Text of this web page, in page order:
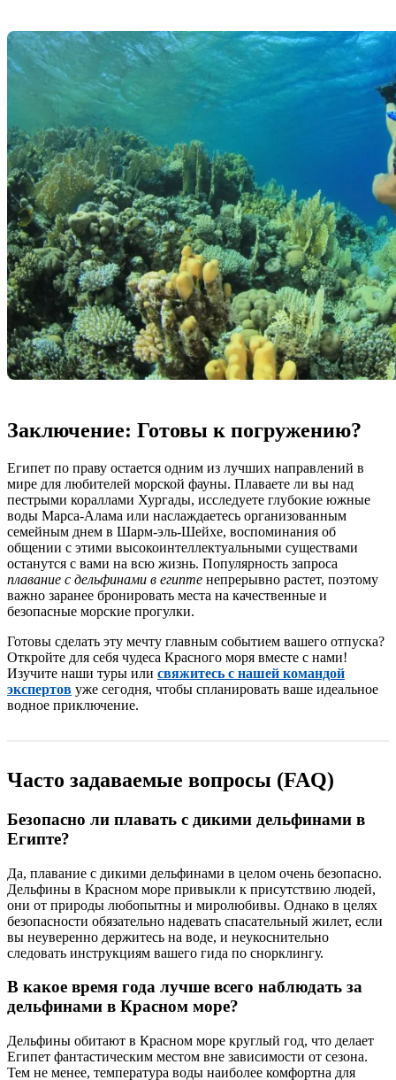
Заключение: Готовы к погружению?
Египет по праву остается одним из лучших направлений в
мире для любителей морской фауны. Плаваете ли вы над
пестрыми кораллами Хургады, исследуете глубокие южные
воды Марса-Алама или наслаждаетесь организованным
семейным днем в Шарм-эль-Шейхе, воспоминания об
общении с этими высокоинтеллектуальными существами
останутся с вами на всю жизнь. Популярность запроса
плавание с дельфинами в египте непрерывно растет, поэтому
важно заранее бронировать места на качественные и
безопасные морские прогулки.
Готовы сделать эту мечту главным событием вашего отпуска?
Откройте для себя чудеса Красного моря вместе с нами!
Изучите наши туры или свяжитесь с нашей командой
экспертов уже сегодня, чтобы спланировать ваше идеальное
водное приключение.
Часто задаваемые вопросы (FAQ)
Безопасно ли плавать с дикими дельфинами в
Египте?
Да, плавание с дикими дельфинами в целом очень безопасно.
Дельфины в Красном море привыкли к присутствию людей,
они от природы любопытны и миролюбивы. Однако в целях
безопасности обязательно надевать спасательный жилет, если
вы неуверенно держитесь на воде, и неукоснительно
следовать инструкциям вашего гида по снорклингу.
В какое время года лучше всего наблюдать за
дельфинами в Красном море?
Дельфины обитают в Красном море круглый год, что делает
Египет фантастическим местом вне зависимости от сезона.
Тем не менее, температура воды наиболее комфортна для